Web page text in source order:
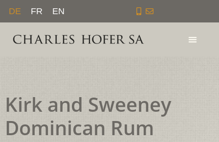
Zum
springen
DE FR EN
Kirk and Sweeney
Dominican Rum